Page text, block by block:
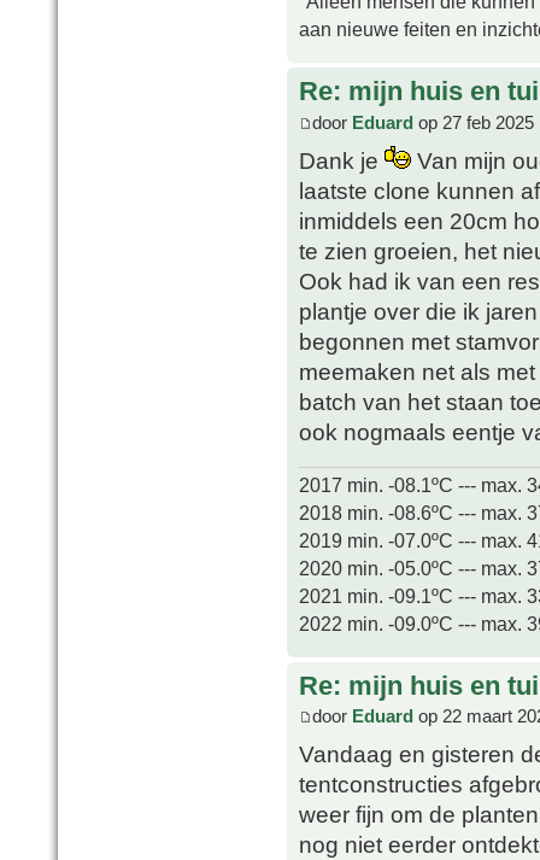
aan nieuwe feiten en
Re: mijn huis en
door Eduard op 27 feb 2025
Dank je
Van mijn
laatste clone kunnen
inmiddels een 20cm
te zien groeien, het
Ook had ik van een
plantje over die ik
begonnen met
meemaken net als
batch van het staan
ook nogmaals eentje
2017 min. -08.1ºC --- max.
2018 min. -08.6ºC --- max.
2019 min. -07.0ºC --- max.
2020 min. -05.0ºC --- max.
2021 min. -09.1ºC --- max.
2022 min. -09.0ºC --- max.
Re: mijn huis en
door Eduard op 22 maart
Vandaag en gisteren
tentconstructies
weer fijn om de
nog niet eerder